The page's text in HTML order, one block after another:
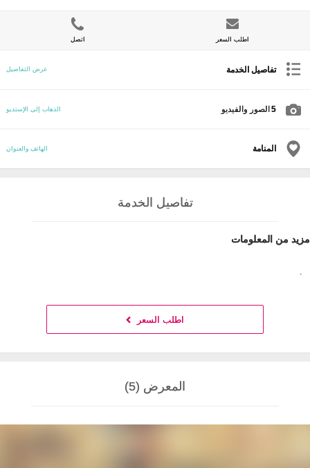
اطلب السعر اتصل
تفاصيل الخدمة عرض التفاصيل
5 الصور والفيديو الذهاب إلى الإستديو
المنامة الهاتف والعنوان
تفاصيل الخدمة
مزيد من المعلومات
اطلب السعر
المعرض (5)